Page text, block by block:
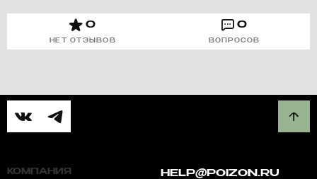
0
НЕТ ОТЗЫВОВ
0
ВОПРОСОВ
КОМПАНИЯ
HELP@POIZON.RU